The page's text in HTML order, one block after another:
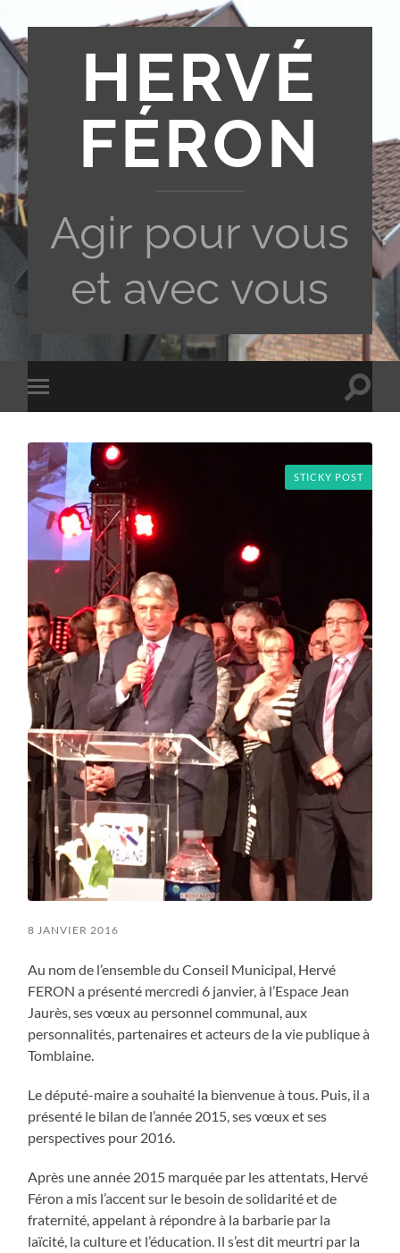
HERVÉ
FÉRON
Agir pour vous
et avec vous
Toggle
mobile
Toggle
STICKY POST
8 JANVIER 2016
Au nom de l’ensemble du Conseil Municipal, Hervé
FERON a présenté mercredi 6 janvier, à l’Espace Jean
Jaurès, ses vœux au personnel communal, aux
personnalités, partenaires et acteurs de la vie publique à
Tomblaine.
Le député-maire a souhaité la bienvenue à tous. Puis, il a
présenté le bilan de l’année 2015, ses vœux et ses
perspectives pour 2016.
Après une année 2015 marquée par les attentats, Hervé
Féron a mis l’accent sur le besoin de solidarité et de
fraternité, appelant à répondre à la barbarie par la
laïcité, la culture et l’éducation. Il s’est dit meurtri par la